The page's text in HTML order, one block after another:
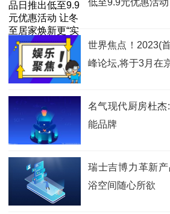
低至9.9元优惠活
世界焦点！2023(
峰论坛,将于3月在
名气现代厨房杜
能品牌
瑞士吉博力革新
浴空间随心所欲